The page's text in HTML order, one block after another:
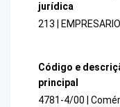
jurídica
213 |
Código e
principal
4781-4/00 |